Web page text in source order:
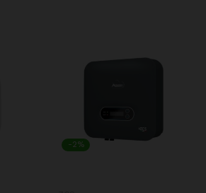
-2%